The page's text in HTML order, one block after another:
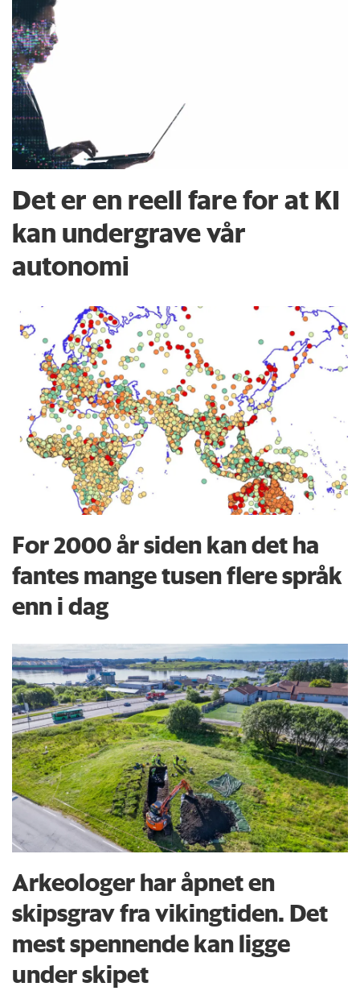
Det er en reell fare for at KI
kan undergrave vår
autonomi
For 2000 år siden kan det ha
fantes mange tusen flere språk
enn i dag
Arkeologer har åpnet en
skipsgrav fra vikingtiden. Det
mest spennende kan ligge
under skipet